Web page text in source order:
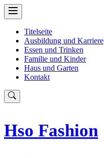
Skip
to
Titelseite
Ausbildung und Karriere
Essen und Trinken
Familie und Kinder
Haus und Garten
Kontakt
Hso Fashion